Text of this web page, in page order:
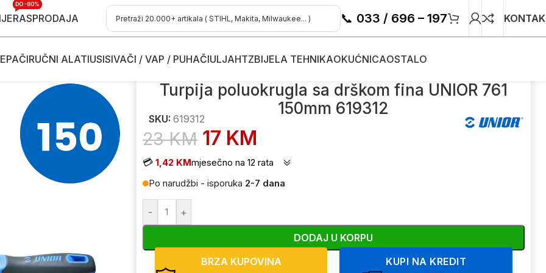
RASPRODAJA
DO -80%
📞 033 / 696 – 197
RUČNI ALATIUSISIVAČI / VAP / PUHAČIULJAHTZBIJELA TEHNIKAOKUĆNICAOSTALO
fina UNIOR 761 150mm 619312
Turpija poluokrugla sa drškom fina UNIOR 761
150mm 619312
SKU: 619312
23KM 17 KM
💳 1,42 KMmjesečno na 12 rata
Po narudžbi - isporuka 2-7 dana
- +
DODAJ U KORPU
BRZA KUPOVINA
KUPI NA KREDIT